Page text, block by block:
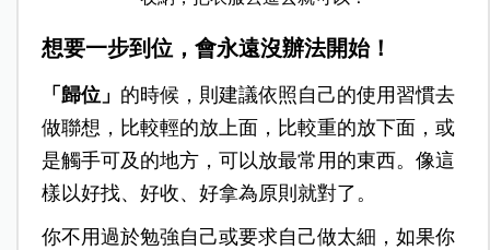
想要一步到位，會永遠沒辦法開始！
「歸位」 的時候，則建議依照自己的使用習慣去
做聯想，比較輕的放上面，比較重的放下面，或
是觸手可及的地方，可以放最常用的東西。像這
樣以好找、好收、好拿為原則就對了。
你不用過於勉強自己或要求自己做太細，如果你